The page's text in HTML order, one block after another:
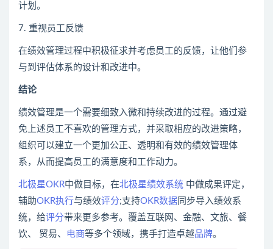
计划。
7. 重视员工反馈
在绩效管理过程中积极征求并考虑员工的反馈，让他们参
与到评估体系的设计和改进中。
结论
绩效管理是一个需要细致入微和持续改进的过程。通过避
免上述员工不喜欢的管理方式，并采取相应的改进策略，
组织可以建立一个更加公正、透明和有效的绩效管理体
系，从而提高员工的满意度和工作动力。
北极星OKR中做目标，在北极星绩效系统 中做成果评定，
辅助OKR执行与绩效评分;支持OKR数据 同步导入绩效系
统，给评分带来更多参考。覆盖互联网、金融、文旅、餐
饮、 贸易、
电商等多个领域，携手打造卓越品牌。